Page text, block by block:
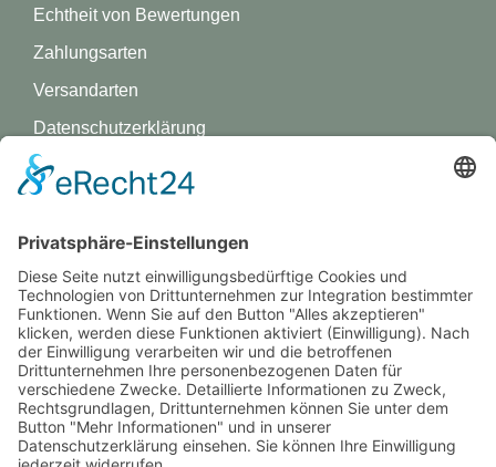
Echtheit von Bewertungen
Zahlungsarten
Versandarten
Datenschutz­erklärung
Impressum
GREVY ANGEBOT
Was ist Grevy?
BENUTZERANMELDUNG